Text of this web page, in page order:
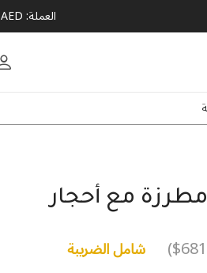
العملة:AED
مطرزة مع أحجار
شامل الضريبة